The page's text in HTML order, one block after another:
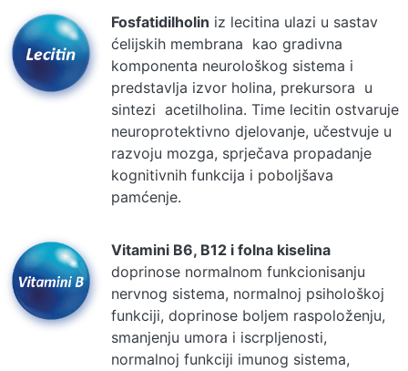
Fosfatidilholin iz lecitina ulazi u sastav
ćelijskih membrana kao gradivna
komponenta neurološkog sistema i
predstavlja izvor holina, prekursora u
sintezi acetilholina. Time lecitin ostvaruje
neuroprotektivno djelovanje, učestvuje u
razvoju mozga, sprječava propadanje
kognitivnih funkcija i poboljšava
pamćenje.
Vitamini B6, B12 i folna kiselina
doprinose normalnom funkcionisanju
nervnog sistema, normalnoj psihološkoj
funkciji, doprinose boljem raspoloženju,
smanjenju umora i iscrpljenosti,
normalnoj funkciji imunog sistema,